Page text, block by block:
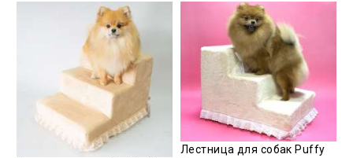
Лестница для собак Puffy